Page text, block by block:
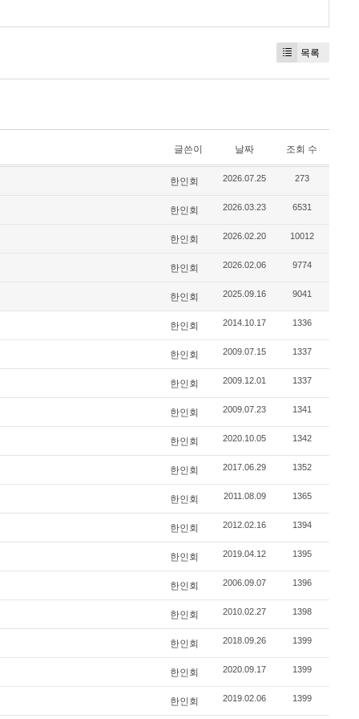
목록
글쓴이 날짜 조회 수
한인회 2026.07.25 273
한인회 2026.03.23 6531
한인회 2026.02.20 10012
한인회 2026.02.06 9774
한인회 2025.09.16 9041
한인회 2014.10.17 1336
한인회 2009.07.15 1337
한인회 2009.12.01 1337
한인회 2009.07.23 1341
한인회 2020.10.05 1342
한인회 2017.06.29 1352
한인회 2011.08.09 1365
한인회 2012.02.16 1394
한인회 2019.04.12 1395
한인회 2006.09.07 1396
한인회 2010.02.27 1398
한인회 2018.09.26 1399
한인회 2020.09.17 1399
한인회 2019.02.06 1399